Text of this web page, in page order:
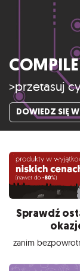
>przetasuj
DOWIEDZ SIĘ
Sprawdź
zanim